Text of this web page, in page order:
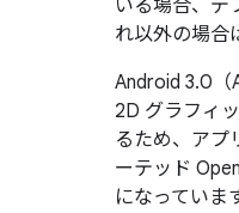
いる場合、デ
れ以外の場合
Android 3.0（
2D グラフィ
るため、アプ
ーテッド
になっていま